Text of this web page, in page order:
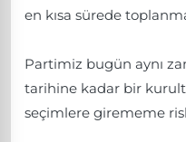
en kısa sürede
Partimiz bugün aynı
tarihine kadar bir
seçimlere girememe